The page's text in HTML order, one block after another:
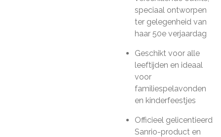
speciaal ontworpen
ter gelegenheid van
haar 50e verjaardag
Geschikt voor alle
leeftijden en ideaal
voor
familiespelavonden
en kinderfeestjes
Officieel gelicentieerd
Sanrio-product en